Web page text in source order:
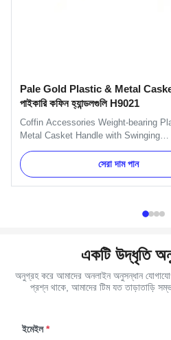
Pale Gold Plastic & Metal Casket
পাইকারি কফিন হ্যান্ডলগুলি H9021
Coffin Accessories Weight-bearing
Metal Casket Handle with Swinging
Specification: H9010 handle include
brackets, gaskets and nuts. And we
Clients' request. Item Name TX-
Material Plastic and Metal Color
সেরা দাম পান
একটি উদ্ধৃতি
অনুগ্রহ করে আমাদের অনলাইন অনুসন্ধান
প্রশ্ন থাকে, আমাদের টিম যত তাড়াতাড়ি
ইমেইল *